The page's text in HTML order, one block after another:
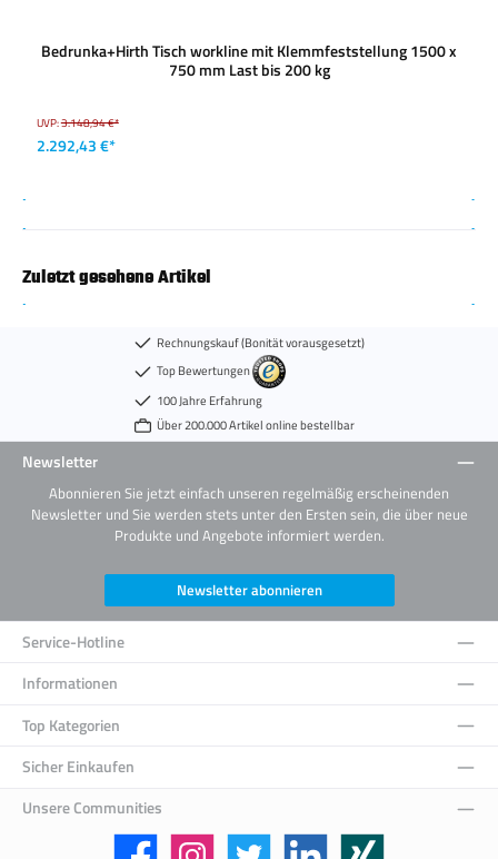
Bedrunka+Hirth Tisch workline mit Klemmfeststellung 1500 x
750 mm Last bis 200 kg
UVP:3.148,94 €*
2.292,43 €*
Zuletzt gesehene Artikel
Rechnungskauf (Bonität vorausgesetzt)
Top Bewertungen
100 Jahre Erfahrung
Über 200.000 Artikel online bestellbar
Newsletter
Abonnieren Sie jetzt einfach unseren regelmäßig erscheinenden
Newsletter und Sie werden stets unter den Ersten sein, die über neue
Produkte und Angebote informiert werden.
Newsletter abonnieren
Service-Hotline
Informationen
Top Kategorien
Sicher Einkaufen
Unsere Communities